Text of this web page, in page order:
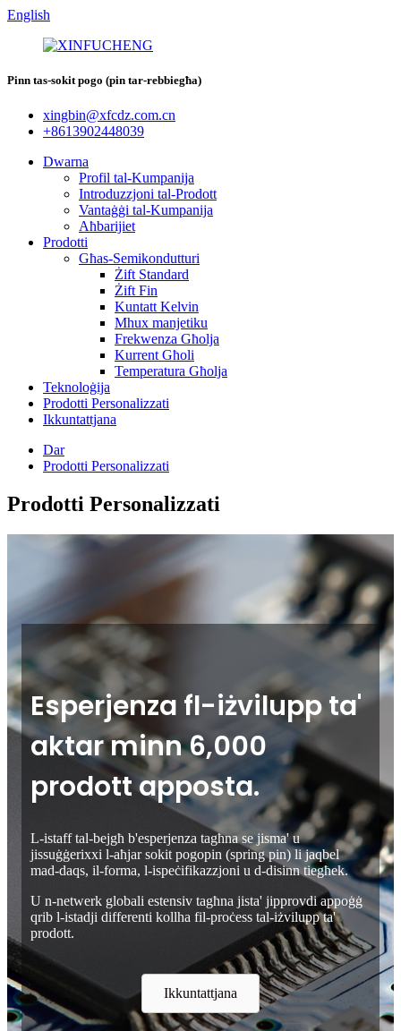
English
Pinn tas-sokit pogo (pin tar-rebbiegħa)
xingbin@xfcdz.com.cn
+8613902448039
Dwarna
Profil tal-Kumpanija
Introduzzjoni tal-Prodott
Vantaġġi tal-Kumpanija
Aħbarijiet
Prodotti
Għas-Semikondutturi
Żift Standard
Żift Fin
Kuntatt Kelvin
Mhux manjetiku
Frekwenza Għolja
Kurrent Għoli
Temperatura Għolja
Teknoloġija
Prodotti Personalizzati
Ikkuntattjana
Dar
Prodotti Personalizzati
Prodotti Personalizzati
Esperjenza fl-iżvilupp ta'
aktar minn 6,000
prodott apposta.
L-istaff tal-bejgħ b'esperjenza tagħna se jisma' u
jissuġġerixxi l-aħjar sokit pogopin (spring pin) li jaqbel
mad-daqs, il-forma, l-ispeċifikazzjoni u d-disinn tiegħek.
U n-netwerk globali estensiv tagħna jista' jipprovdi appoġġ
qrib l-istadji differenti kollha fil-proċess tal-iżvilupp ta'
prodott.
Ikkuntattjana